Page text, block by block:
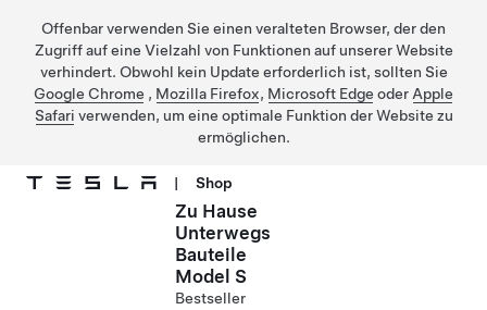
Offenbar verwenden Sie einen veralteten Browser, der den
Zugriff auf eine Vielzahl von Funktionen auf unserer Website
verhindert. Obwohl kein Update erforderlich ist, sollten Sie
Google Chrome , Mozilla Firefox, Microsoft Edge oder Apple
Safari verwenden, um eine optimale Funktion der Website zu
ermöglichen.
| Shop
Zu Hause
Unterwegs
Bauteile
Model S
Bestseller